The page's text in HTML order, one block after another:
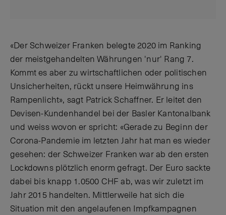
«Der Schweizer Franken belegte 2020 im Ranking
der meistgehandelten Währungen 'nur' Rang 7.
Kommt es aber zu wirtschaftlichen oder politischen
Unsicherheiten, rückt unsere Heimwährung ins
Rampenlicht», sagt Patrick Schaffner. Er leitet den
Devisen-Kundenhandel bei der Basler Kantonalbank
und weiss wovon er spricht: «Gerade zu Beginn der
Corona-Pandemie im letzten Jahr hat man es wieder
gesehen: der Schweizer Franken war ab den ersten
Lockdowns plötzlich enorm gefragt. Der Euro sackte
dabei bis knapp 1.0500 CHF ab, was wir zuletzt im
Jahr 2015 handelten. Mittlerweile hat sich die
Situation mit den angelaufenen Impfkampagnen